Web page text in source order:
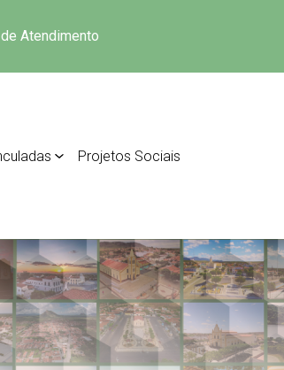
Atendimento
Projetos Sociais